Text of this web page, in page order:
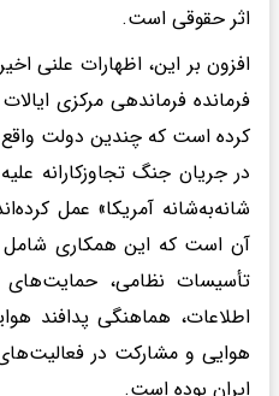
اثر حقوقی است.
افزون بر این، اظهارات علنی
فرمانده فرماندهی مرکزی
کرده است که چندین دولت
در جریان جنگ تجاوزکارانه
شانه‌به‌شانه آمریکا» عمل
آن است که این همکاری شامل
تأسیسات نظامی، حمایت‌های
اطلاعات، هماهنگی پدافند
هوایی و مشارکت در
ایران بوده است.